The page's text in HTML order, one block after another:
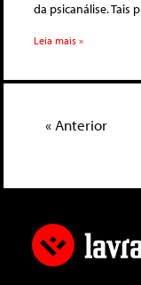
da psicanálise. Tais
Leia mais »
« Anterior